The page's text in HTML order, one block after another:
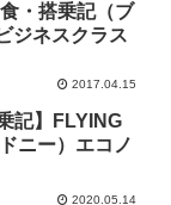
・搭乗記（ブ
ジネスクラス
2017.04.15
記】FLYING
ニー）エコノ
2020.05.14